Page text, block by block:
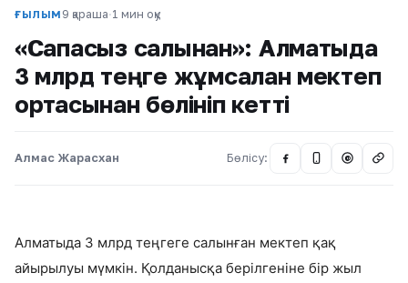
ҒЫЛЫМ 9 қараша·1 мин оқу
«Сапасыз салынған»: Алматыда
3 млрд теңге жұмсалған мектеп
ортасынан бөлініп кетті
Алмас Жарасхан Бөлісу: @
Алматыда 3 млрд теңгеге салынған мектеп қақ
айырылуы мүмкін. Қолданысқа берілгеніне бір жыл